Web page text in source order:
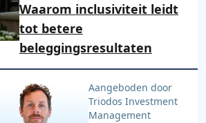
Waarom inclusiviteit leidt
tot betere
beleggingsresultaten
Aangeboden door
Triodos Investment
Management